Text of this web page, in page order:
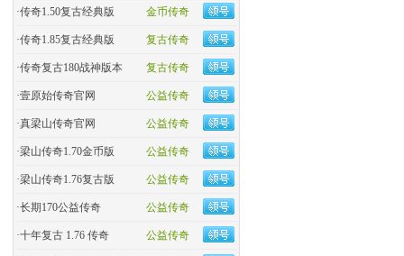
金币传奇
·传奇1.50复古经典版
复古传奇
·传奇1.85复古经典版
复古传奇
·传奇复古180战神版本
公益传奇
·壹原始传奇官网
公益传奇
·真梁山传奇官网
公益传奇
·梁山传奇1.70金币版
公益传奇
·梁山传奇1.76复古版
公益传奇
·长期170公益传奇
公益传奇
·十年复古 1.76 传奇